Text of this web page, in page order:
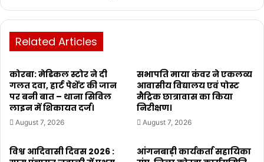
Related Articles
कोरबा: मेडिकल स्टोर ने दी
गलत दवा, हार्ट पेशेंट की जान
पर बनी बात – थाना सिविल
लाइन में शिकायत दर्ज।
August 7, 2026
सभापति माया कंवर ने एकलव्य
आवासीय विद्यालय एवं पोस्ट
मैट्रिक छात्रावास का किया
निरीक्षण।
August 7, 2026
विश्व आदिवासी दिवस 2026 :
आंगनबाड़ी कार्यकर्ता सहायिका